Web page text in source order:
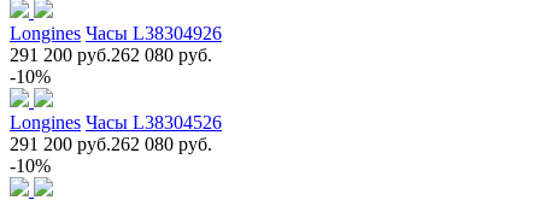
Longines Часы L38304926
291 200 руб.262 080 руб.
-10%
Longines Часы L38304526
291 200 руб.262 080 руб.
-10%